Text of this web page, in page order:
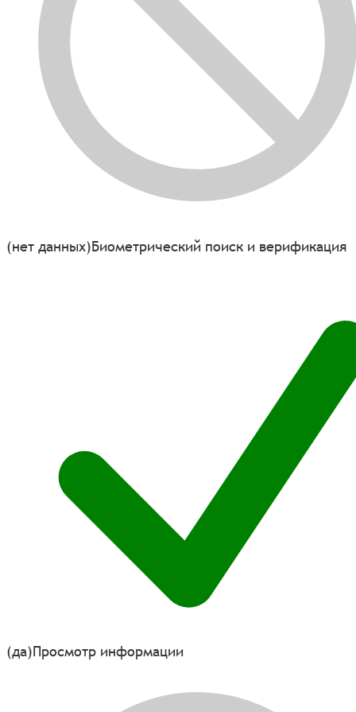
(нет данных)Биометрический поиск и верификация
(да)Просмотр информации